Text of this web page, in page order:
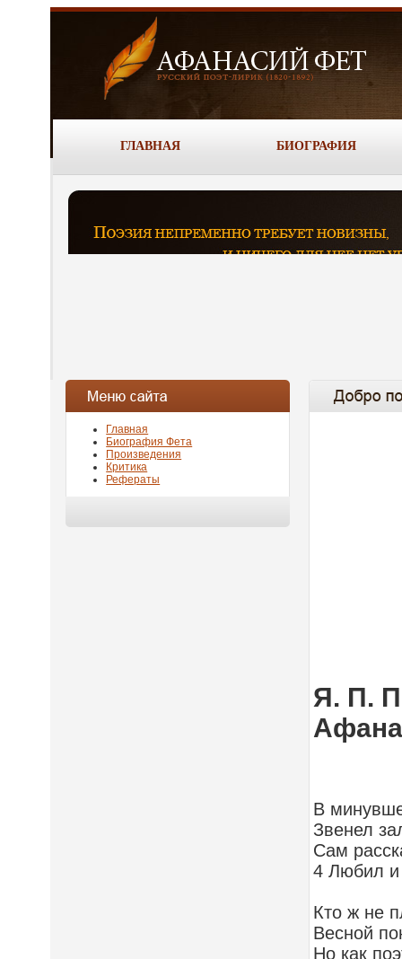
ГЛАВНАЯ БИОГРАФИЯ
Главная
Биография Фета
Произведения
Критика
Рефераты
Я. П.
В
Звенел
Сам
4 Любил и
Кто ж не
Весной
Но как